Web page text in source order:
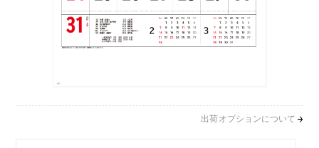
出荷オプションについて